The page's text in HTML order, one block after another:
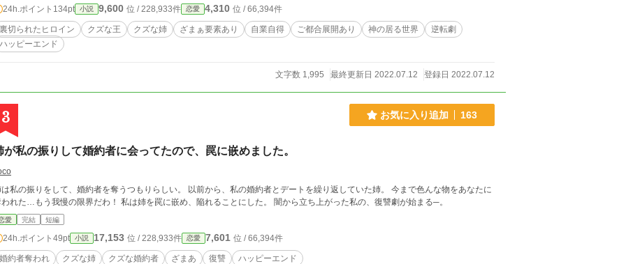
24h.ポイント 134pt 小説 9,600 位 / 228,933件 恋愛 4,310 位 / 66,394件
裏切られたヒロイン クズな王 クズな姉 ざまぁ要素あり 自業自得 ご都合展開あり 神の居る世界
逆転劇
ハッピーエンド
文字数 1,995 最終更新日 2022.07.12 登録日 2022.07.12
3 お気に入り追加 163
が私の振りして婚約者に会ってたので、罠に嵌めました。
私の振りをして、婚約者を奪うつもりらしい。 以前から、私の婚約者とデートを繰り返していた姉。 今まで色んな物をあなたに
れた…もう我慢の限界だわ！ 私は姉を罠に嵌め、陥れることにした。 闇から立ち上がった私の、復讐劇が始まる─。
愛 完結 短編
24h.ポイント 49pt 小説 17,153 位 / 228,933件 恋愛 7,601 位 / 66,394件
婚約者奪われ クズな姉 クズな婚約者 ざまあ 復讐 ハッピーエンド